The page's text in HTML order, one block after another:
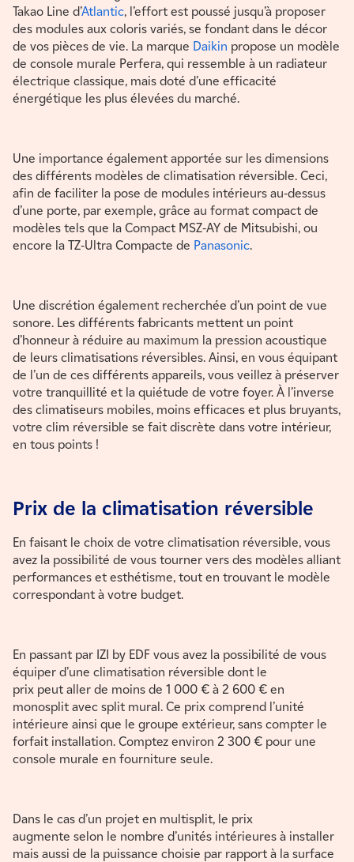
Takao Line d’Atlantic, l’effort est poussé jusqu’à proposer
des modules aux coloris variés, se fondant dans le décor
de vos pièces de vie. La marque Daikin propose un modèle
de console murale Perfera, qui ressemble à un radiateur
électrique classique, mais doté d’une efficacité
énergétique les plus élevées du marché.
Une importance également apportée sur les dimensions
des différents modèles de climatisation réversible. Ceci,
afin de faciliter la pose de modules intérieurs au-dessus
d’une porte, par exemple, grâce au format compact de
modèles tels que la Compact MSZ-AY de Mitsubishi, ou
encore la TZ-Ultra Compacte de Panasonic.
Une discrétion également recherchée d’un point de vue
sonore. Les différents fabricants mettent un point
d’honneur à réduire au maximum la pression acoustique
de leurs climatisations réversibles. Ainsi, en vous équipant
de l’un de ces différents appareils, vous veillez à préserver
votre tranquillité et la quiétude de votre foyer. À l’inverse
des climatiseurs mobiles, moins efficaces et plus bruyants,
votre clim réversible se fait discrète dans votre intérieur,
en tous points !
Prix de la climatisation réversible
En faisant le choix de votre climatisation réversible, vous
avez la possibilité de vous tourner vers des modèles alliant
performances et esthétisme, tout en trouvant le modèle
correspondant à votre budget.
En passant par IZI by EDF vous avez la possibilité de vous
équiper d’une climatisation réversible dont le
prix peut aller de moins de 1 000 € à 2 600 € en
monosplit avec split mural. Ce prix comprend l’unité
intérieure ainsi que le groupe extérieur, sans compter le
forfait installation. Comptez environ 2 300 € pour une
console murale en fourniture seule.
Dans le cas d’un projet en multisplit, le prix
augmente selon le nombre d’unités intérieures à installer
mais aussi de la puissance choisie par rapport à la surface